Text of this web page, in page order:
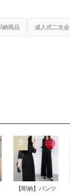
納商品 成人式二次会
9
【即納】パンツ